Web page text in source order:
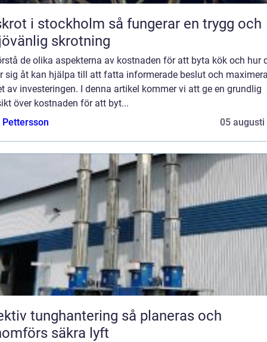
stockholm så fungerar en trygg och
skrotning
de olika aspekterna av kostnaden för att byta kök och hur
sig åt kan hjälpa till att fatta informerade beslut och
av investeringen. I denna artikel kommer vi att ge en grundlig
över kostnaden för att byt...
05 augusti
tunghantering så planeras och
säkra lyft